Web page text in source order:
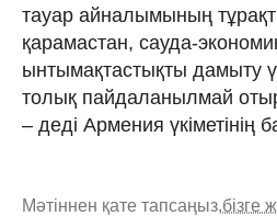
тауар айналымының
қарамастан, сауда-
ынтымақтастықты дамыту
толық пайдаланылмай
– деді Армения үкіметінің
Мәтіннен қате тапсаңыз,бізге